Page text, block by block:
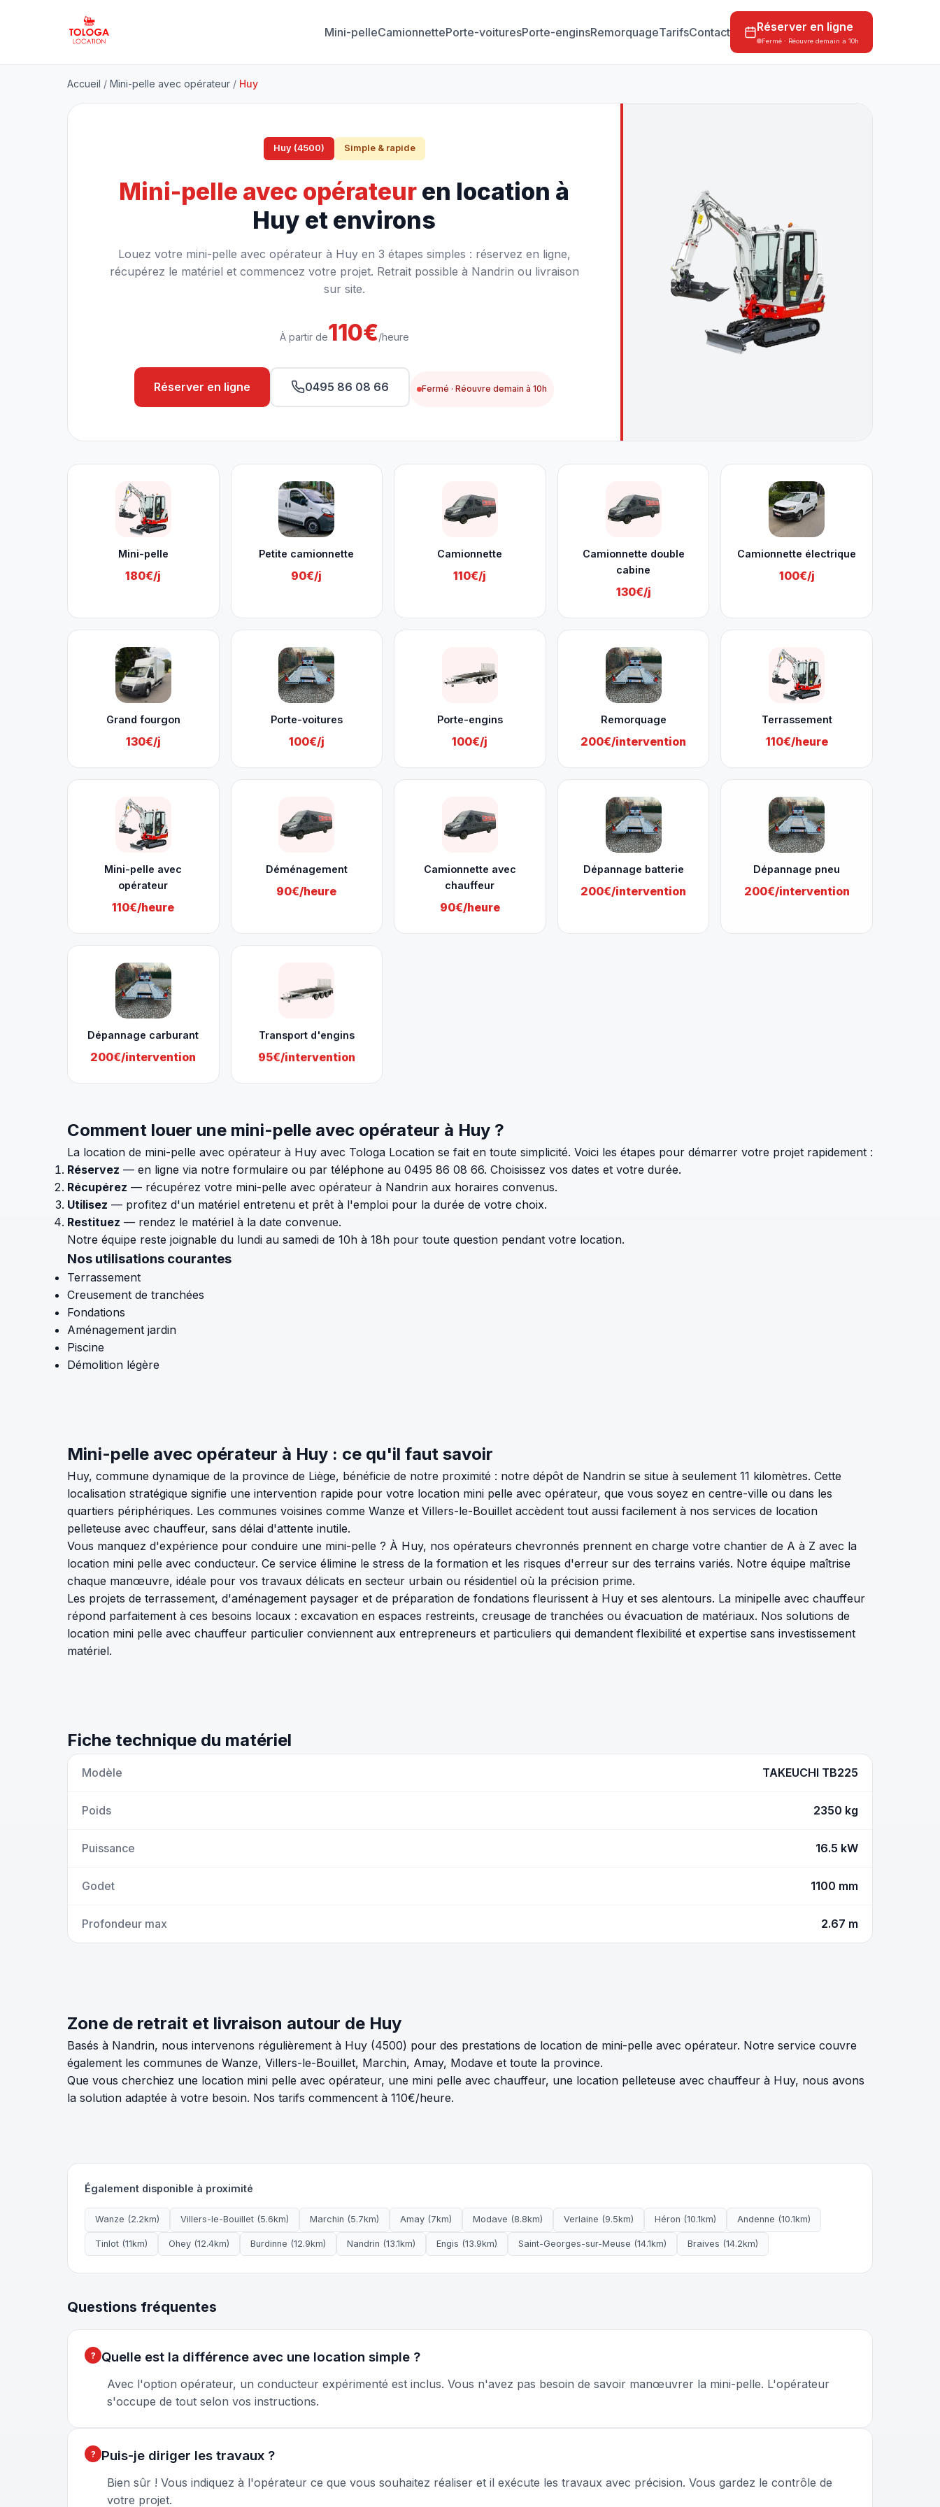
Mini-pelleCamionnettePorte-voituresPorte-enginsRemorquageTarifsContact Réserver en ligne
Fermé · Réouvre demain à 10h
Accueil / Mini-pelle avec opérateur / Huy
Huy (4500) Simple & rapide
Mini-pelle avec opérateuren location à
Huy et environs
Louez votre mini-pelle avec opérateur à Huy en 3 étapes simples : réservez en ligne,
récupérez le matériel et commencez votre projet. Retrait possible à Nandrin ou livraison
sur site.
À partir de110€/heure
Réserver en ligne 0495 86 08 66 Fermé · Réouvre demain à 10h
Mini-pelle
180€/j
Petite camionnette
90€/j
Camionnette
110€/j
Camionnette double
cabine
130€/j
Camionnette électrique
100€/j
Grand fourgon
130€/j
Porte-voitures
100€/j
Porte-engins
100€/j
Remorquage
200€/intervention
Terrassement
110€/heure
Mini-pelle avec
opérateur
110€/heure
Déménagement
90€/heure
Camionnette avec
chauffeur
90€/heure
Dépannage batterie
200€/intervention
Dépannage pneu
200€/intervention
Dépannage carburant
200€/intervention
Transport d'engins
95€/intervention
Comment louer une mini-pelle avec opérateur à Huy ?
La location de mini-pelle avec opérateur à Huy avec Tologa Location se fait en toute simplicité. Voici les étapes pour démarrer votre projet rapidement :
Réservez — en ligne via notre formulaire ou par téléphone au 0495 86 08 66. Choisissez vos dates et votre durée.
Récupérez — récupérez votre mini-pelle avec opérateur à Nandrin aux horaires convenus.
Utilisez — profitez d'un matériel entretenu et prêt à l'emploi pour la durée de votre choix.
Restituez — rendez le matériel à la date convenue.
Notre équipe reste joignable du lundi au samedi de 10h à 18h pour toute question pendant votre location.
Nos utilisations courantes
Terrassement
Creusement de tranchées
Fondations
Aménagement jardin
Piscine
Démolition légère
Mini-pelle avec opérateur à Huy : ce qu'il faut savoir
Huy, commune dynamique de la province de Liège, bénéficie de notre proximité : notre dépôt de Nandrin se situe à seulement 11 kilomètres. Cette
localisation stratégique signifie une intervention rapide pour votre location mini pelle avec opérateur, que vous soyez en centre-ville ou dans les
quartiers périphériques. Les communes voisines comme Wanze et Villers-le-Bouillet accèdent tout aussi facilement à nos services de location
pelleteuse avec chauffeur, sans délai d'attente inutile.
Vous manquez d'expérience pour conduire une mini-pelle ? À Huy, nos opérateurs chevronnés prennent en charge votre chantier de A à Z avec la
location mini pelle avec conducteur. Ce service élimine le stress de la formation et les risques d'erreur sur des terrains variés. Notre équipe maîtrise
chaque manœuvre, idéale pour vos travaux délicats en secteur urbain ou résidentiel où la précision prime.
Les projets de terrassement, d'aménagement paysager et de préparation de fondations fleurissent à Huy et ses alentours. La minipelle avec chauffeur
répond parfaitement à ces besoins locaux : excavation en espaces restreints, creusage de tranchées ou évacuation de matériaux. Nos solutions de
location mini pelle avec chauffeur particulier conviennent aux entrepreneurs et particuliers qui demandent flexibilité et expertise sans investissement
matériel.
Fiche technique du matériel
Modèle TAKEUCHI TB225
Poids 2350 kg
Puissance 16.5 kW
Godet 1100 mm
Profondeur max 2.67 m
Zone de retrait et livraison autour de Huy
Basés à Nandrin, nous intervenons régulièrement à Huy (4500) pour des prestations de location de mini-pelle avec opérateur. Notre service couvre
également les communes de Wanze, Villers-le-Bouillet, Marchin, Amay, Modave et toute la province.
Que vous cherchiez une location mini pelle avec opérateur, une mini pelle avec chauffeur, une location pelleteuse avec chauffeur à Huy, nous avons
la solution adaptée à votre besoin. Nos tarifs commencent à 110€/heure.
Également disponible à proximité
Wanze (2.2km) Villers-le-Bouillet (5.6km) Marchin (5.7km) Amay (7km) Modave (8.8km) Verlaine (9.5km) Héron (10.1km) Andenne (10.1km)
Tinlot (11km) Ohey (12.4km) Burdinne (12.9km) Nandrin (13.1km) Engis (13.9km) Saint-Georges-sur-Meuse (14.1km) Braives (14.2km)
Questions fréquentes
Quelle est la différence avec une location simple ?
Avec l'option opérateur, un conducteur expérimenté est inclus. Vous n'avez pas besoin de savoir manœuvrer la mini-pelle. L'opérateur
s'occupe de tout selon vos instructions.
Puis-je diriger les travaux ?
Bien sûr ! Vous indiquez à l'opérateur ce que vous souhaitez réaliser et il exécute les travaux avec précision. Vous gardez le contrôle de
votre projet.